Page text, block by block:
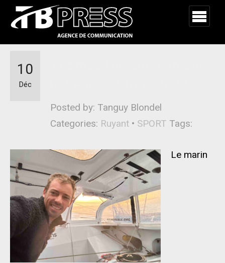
Posted by: Tanguy Blondel
Categories: Ruyant • SPORT Tags:
10
Déc
Le marin